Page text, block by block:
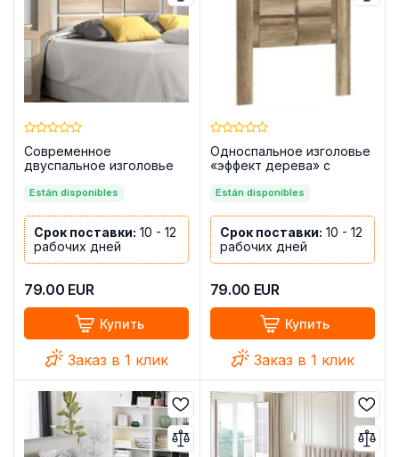
Современное
двуспальное изголовье
камбрия — белый
Están disponibles
Срок поставки: 10 - 12
рабочих дней
79.00 EUR
Купить
Заказ в 1 клик
Односпальное изголовье
«эффект дерева» с
квадратов, на ножках, 110
Están disponibles
Срок поставки: 10 - 12
рабочих дней
79.00 EUR
Купить
Заказ в 1 клик